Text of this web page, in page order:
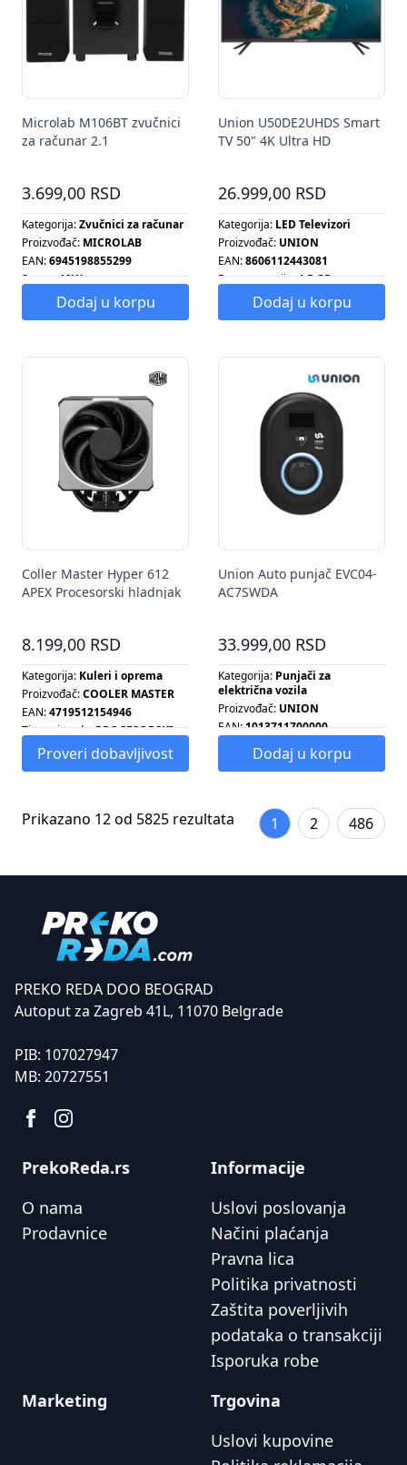
Microlab M106BT zvučnici
za računar 2.1
3.699,00 RSD
Kategorija:Zvučnici za računar
Proizvođač: MICROLAB
EAN:6945198855299
Snaga:10W
Dodaj u korpu
Union U50DE2UHDS Smart
TV 50" 4K Ultra HD
26.999,00 RSD
Kategorija: LED Televizori
Proizvođač: UNION
EAN:8606112443081
Ram memorija:1.5 GB
Smart tv:DA
Dodaj u korpu
Coller Master Hyper 612
APEX Procesorski hladnjak
8.199,00 RSD
Kategorija: Kuleri i oprema
Proizvođač:COOLER MASTER
EAN:4719512154946
Tip proizvoda:PROCESORSKI
HLADNJAK
Tip ventilatora:PWM
Proveri dobavljivost
Union Auto punjač EVC04-
AC7SWDA
33.999,00 RSD
Kategorija: Punjači za
električna vozila
Proizvođač: UNION
EAN:1013711700000
Snaga:7.4 KW
Dodaj u korpu
Prikazano 12 od 5825 rezultata 1 2 486
PREKO REDA DOO BEOGRAD
Autoput za Zagreb 41L, 11070 Belgrade
PIB: 107027947
MB: 20727551
PrekoReda.rs
O nama
Prodavnice
Informacije
Uslovi poslovanja
Načini plaćanja
Pravna lica
Politika privatnosti
Zaštita poverljivih
podataka o transakciji
Isporuka robe
Marketing
Trgovina
Uslovi kupovine